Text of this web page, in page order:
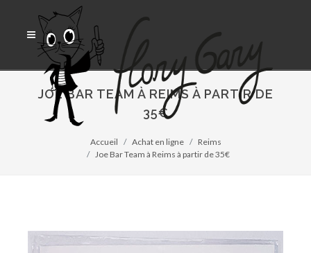
JOE BAR TEAM À REIMS À PARTIR DE
35€
Accueil Achat en ligne
Reims
Joe Bar Team à Reims à partir de 35€